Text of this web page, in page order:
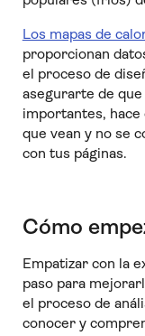
Los mapas de
proporcionan
el proceso de
asegurarte de
importantes,
que vean y no se
con tus páginas.
Cómo
Empatizar con la
paso para
el proceso de
conocer y